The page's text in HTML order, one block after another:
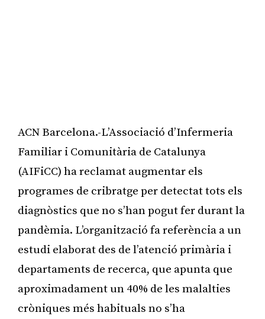
ACN Barcelona.-L’Associació d’Infermeria
Familiar i Comunitària de Catalunya
(AIFiCC) ha reclamat augmentar els
programes de cribratge per detectat tots els
diagnòstics que no s’han pogut fer durant la
pandèmia. L’organització fa referència a un
estudi elaborat des de l’atenció primària i
departaments de recerca, que apunta que
aproximadament un 40% de les malalties
cròniques més habituals no s’ha